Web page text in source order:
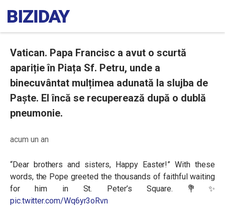
Vatican. Papa Francisc a avut o scurtă
apariție în Piața Sf. Petru, unde a
binecuvântat mulțimea adunată la slujba de
Paște. El încă se recuperează după o dublă
pneumonie.
acum un an
“Dear brothers and sisters, Happy Easter!” With these
words, the Pope greeted the thousands of faithful waiting
for him in St. Peter’s Square. 💐✨
pic.twitter.com/Wq6yr3oRvn